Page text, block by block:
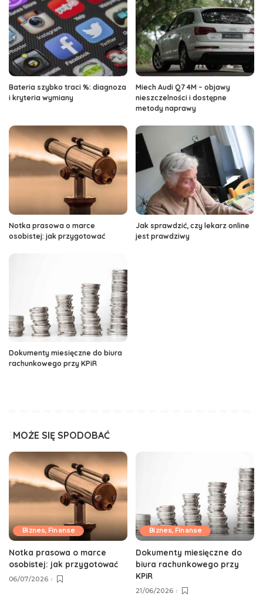
Bateria szybko traci %: diagnoza
i kryteria wymiany
Miech Audi Q7 4M – objawy
nieszczelności i dostępne
metody naprawy
Notka prasowa o marce
osobistej: jak przygotować
Jak sprawdzić, czy lekarz online
jest prawdziwy
Dokumenty miesięczne do biura
rachunkowego przy KPiR
MOŻE SIĘ SPODOBAĆ
Biznes, Finanse
Notka prasowa o marce
osobistej: jak przygotować
06/07/2026
Biznes, Finanse
Dokumenty miesięczne do
biura rachunkowego przy
KPiR
21/06/2026